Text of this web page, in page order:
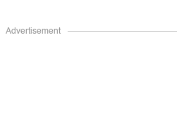
Advertisement